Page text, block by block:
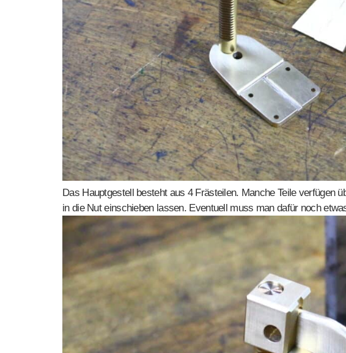
Das Hauptgestell besteht aus 4 Frästeilen. Manche Teile
in die Nut einschieben lassen. Eventuell muss man dafür noch